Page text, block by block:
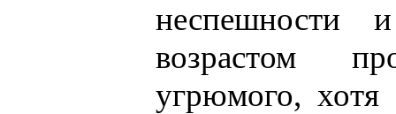
неспешности
возрастом
угрюмого,